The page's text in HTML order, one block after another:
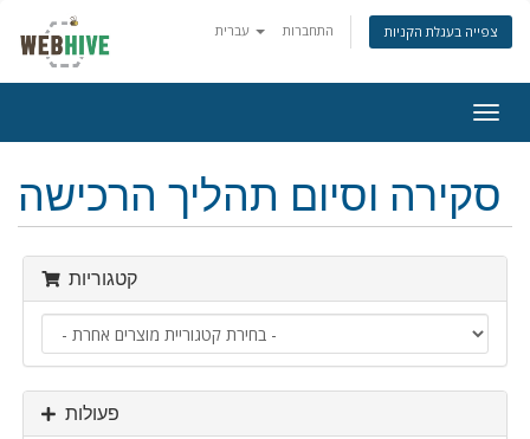
התחברות צפייה בעגלת הקניות
ניווט
סקירה וסיום תהליך הרכישה
קטגוריות
פעולות